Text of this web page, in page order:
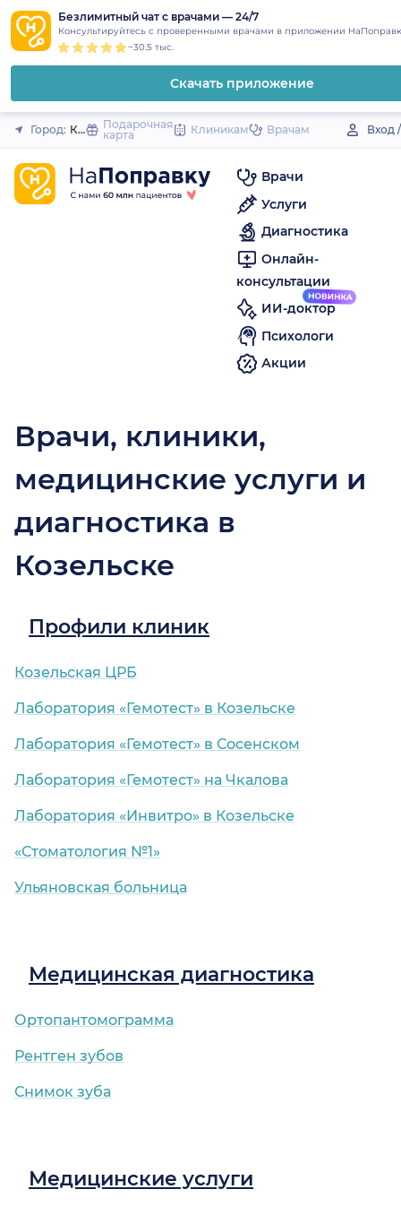
to
content
Безлимитный чат с врачами — 24/7
Консультируйтесь с проверенными врачами в приложении
~30.5 тыс.
Скачать приложение
Закрыть
Город: КозельскПодарочная
карта
Клиникам Врачам Вход
Врачи
Услуги
Диагностика
Онлайн-
консультации
ИИ-доктор
Психологи
Акции
Врачи, клиники,
медицинские услуги и
диагностика в
Козельске
Профили клиник
Козельская ЦРБ
Лаборатория «Гемотест» в Козельске
Лаборатория «Гемотест» в Сосенском
Лаборатория «Гемотест» на Чкалова
Лаборатория «Инвитро» в Козельске
«Стоматология №1»
Ульяновская больница
Медицинская диагностика
Ортопантомограмма
Рентген зубов
Снимок зуба
Медицинские услуги